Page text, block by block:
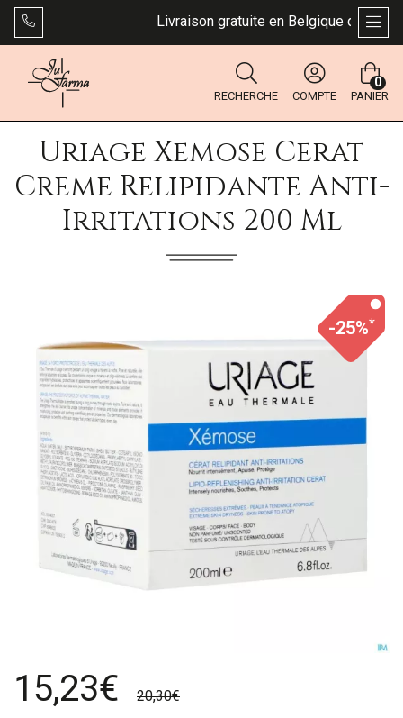
Livraison gratuite en Belgique dès 49
RECHERCHE COMPTE PANIER
0
Uriage Xemose Cerat
Creme Relipidante Anti-
Irritations 200 Ml
-25%*
15,23€ 20,30€